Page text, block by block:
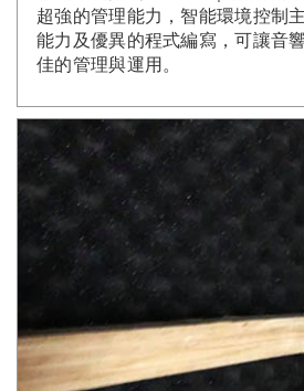
超強的管理能力，智能環境控制
能力及優異的程式編寫，可讓音
佳的管理與運用。